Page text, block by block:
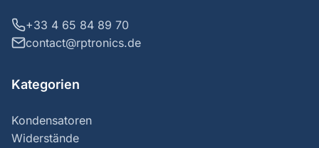
+33 4 65 84 89 70
contact@rptronics.de
Kategorien
Kondensatoren
Widerstände